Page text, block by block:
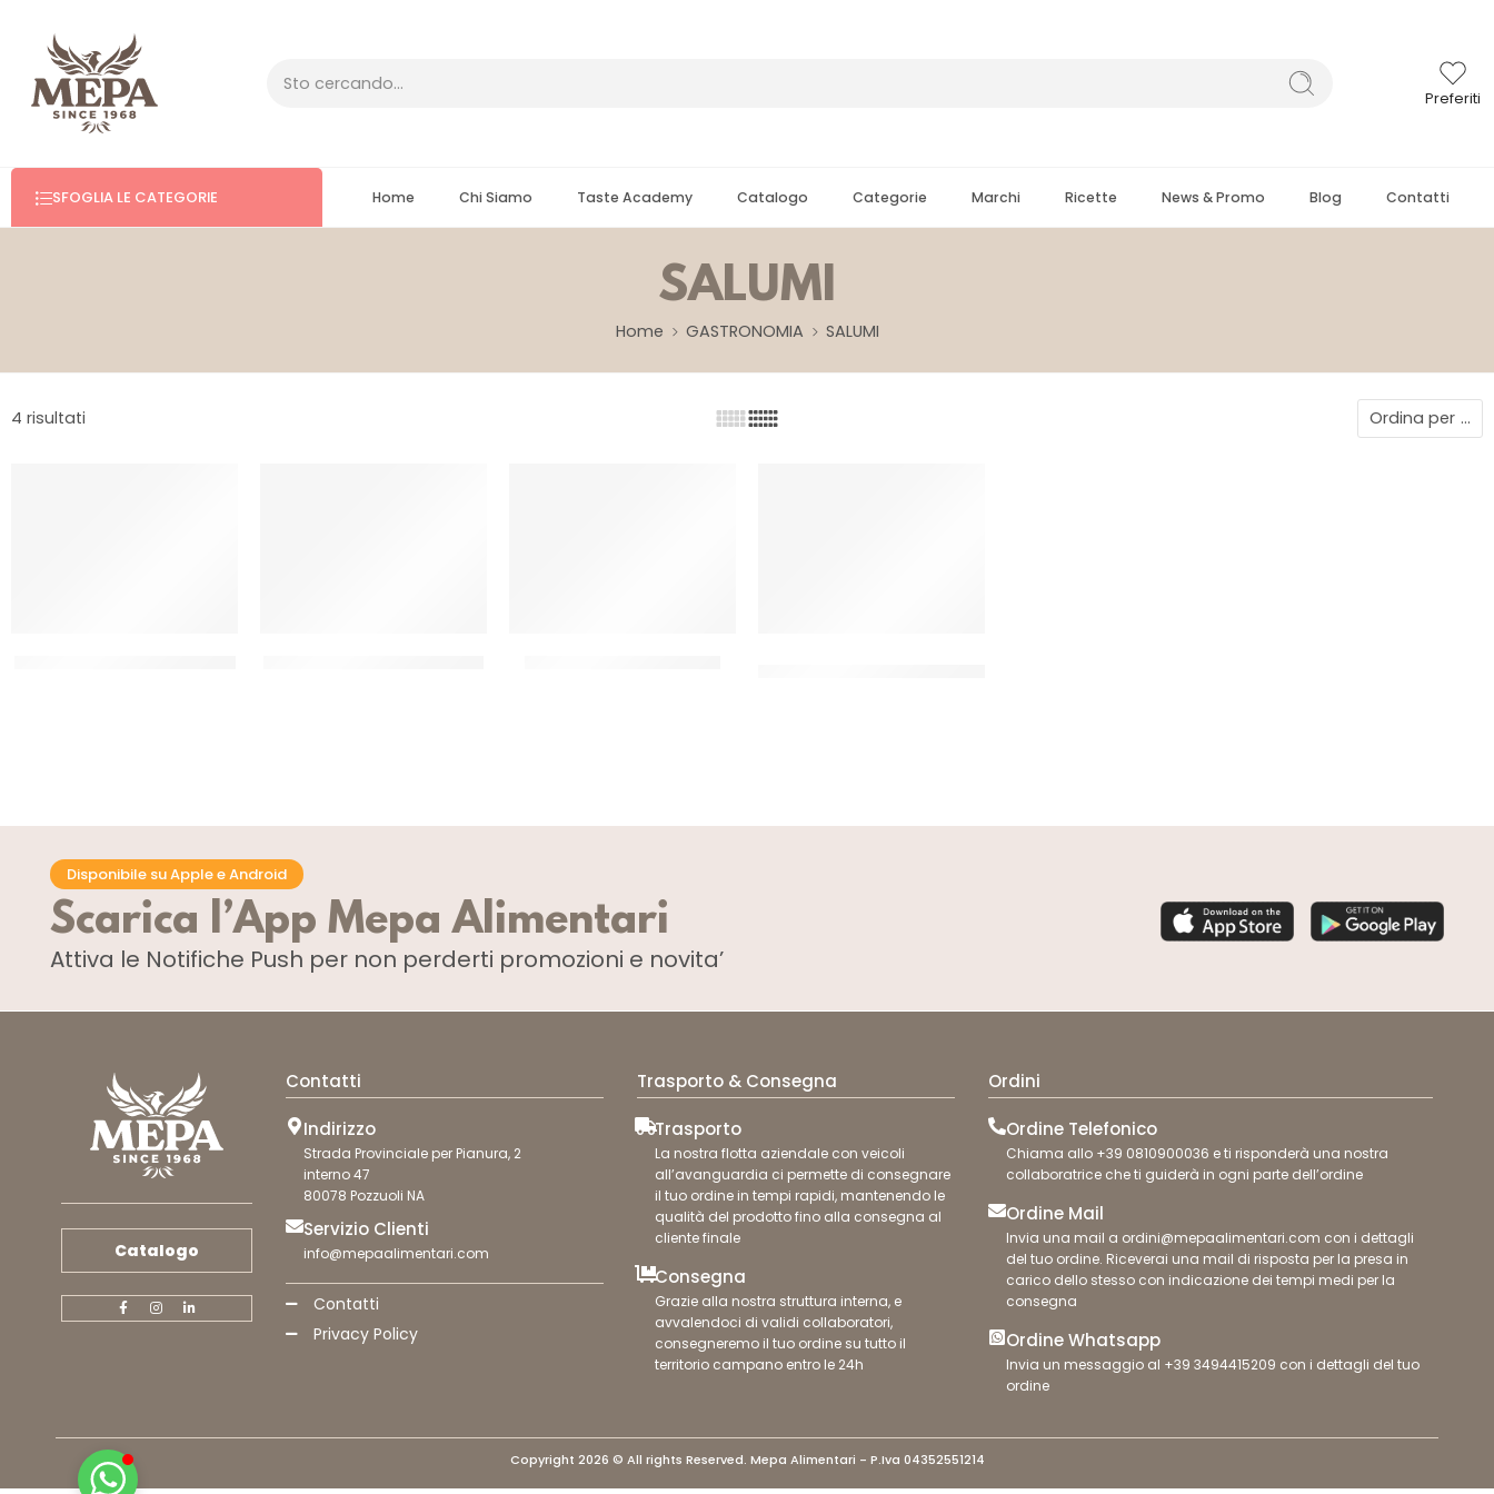
Preferiti
SFOGLIA LE CATEGORIE Home Chi Siamo Taste Academy Catalogo Categorie Marchi Ricette News & Promo Blog Contatti
SALUMI
Home GASTRONOMIA SALUMI
4 risultati Ordina per ...
Disponibile su Apple e Android
Scarica l’App Mepa Alimentari
Attiva le Notifiche Push per non perderti promozioni e novita’
Catalogo
Contatti
Indirizzo
Strada Provinciale per Pianura, 2
interno 47
80078 Pozzuoli NA
Servizio Clienti
info@mepaalimentari.com
Contatti
Privacy Policy
Trasporto & Consegna
Trasporto
La nostra flotta aziendale con veicoli
all’avanguardia ci permette di consegnare
il tuo ordine in tempi rapidi, mantenendo le
qualità del prodotto fino alla consegna al
cliente finale
Consegna
Grazie alla nostra struttura interna, e
avvalendoci di validi collaboratori,
consegneremo il tuo ordine su tutto il
territorio campano entro le 24h
Ordini
Ordine Telefonico
Chiama allo +39 0810900036 e ti risponderà una nostra
collaboratrice che ti guiderà in ogni parte dell’ordine
Ordine Mail
Invia una mail a ordini@mepaalimentari.com con i dettagli
del tuo ordine. Riceverai una mail di risposta per la presa in
carico dello stesso con indicazione dei tempi medi per la
consegna
Ordine Whatsapp
Invia un messaggio al +39 3494415209 con i dettagli del tuo
ordine
Copyright 2026 © All rights Reserved. Mepa Alimentari - P.Iva 04352551214